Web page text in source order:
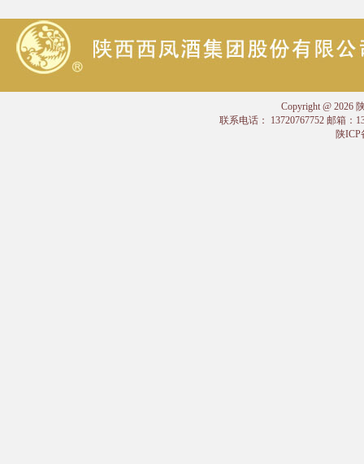
Copyright @ 2026
联系电话： 13720767752 邮箱：
陕ICP